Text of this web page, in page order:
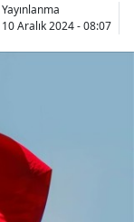
Yayınlanma
10 Aralık 2024 - 08:07